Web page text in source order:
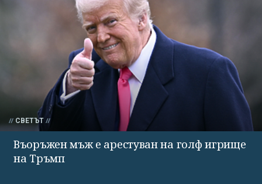
СВЕТЪТ
Въоръжен мъж е арестуван на голф игрище
на Тръмп